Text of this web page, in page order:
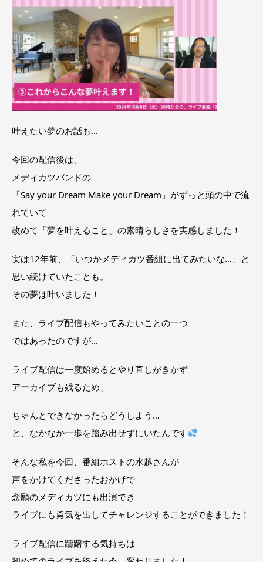
叶えたい夢のお話も…
今回の配信後は、
メディカツバンドの
「Say your Dream Make your Dream」がずっと頭の中で流
れていて
改めて「夢を叶えること」の素晴らしさを実感しました！
実は12年前、「いつかメディカツ番組に出てみたいな…」と
思い続けていたことも。
その夢は叶いました！
また、ライブ配信もやってみたいことの一つ
ではあったのですが…
ライブ配信は一度始めるとやり直しがきかず
アーカイブも残るため、
ちゃんとできなかったらどうしよう…
と、なかなか一歩を踏み出せずにいたんです
そんな私を今回、番組ホストの水越さんが
声をかけてくださったおかげで
念願のメディカツにも出演でき
ライブにも勇気を出してチャレンジすることができました！
ライブ配信に躊躇する気持ちは